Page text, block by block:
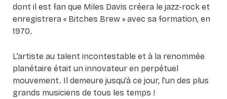
dont il est fan que Miles Davis créera le jazz-rock et
enregistrera « Bitches Brew » avec sa formation, en
1970.
L’artiste au talent incontestable et à la renommée
planétaire était un innovateur en perpétuel
mouvement. Il demeure jusqu’à ce jour, l’un des plus
grands musiciens de tous les temps !